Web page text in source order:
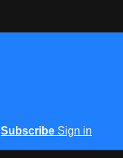
Subscribe Sign in